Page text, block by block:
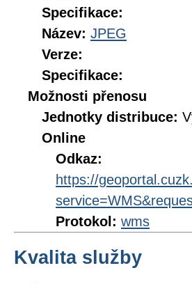
Specifikace:
Název: JPEG
Verze:
Specifikace:
Možnosti přenosu
Jednotky distribuce:
Online
Odkaz:
https://
Protokol: wms
Kvalita služby